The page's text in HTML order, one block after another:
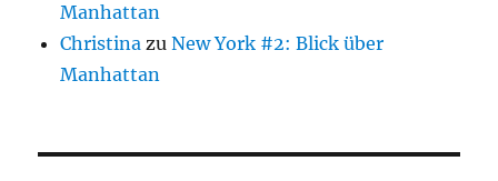
Manhattan
Christina zuNew York #2: Blick über
Manhattan